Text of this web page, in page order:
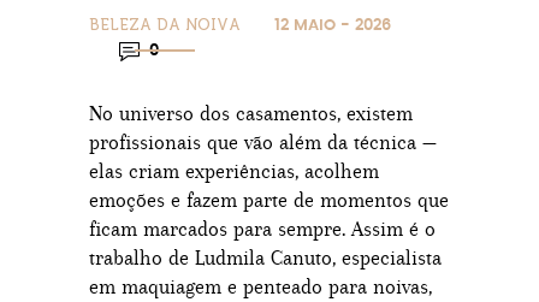
BELEZA DA NOIVA
12 MAIO - 2026
0
No universo dos casamentos, existem
profissionais que vão além da técnica —
elas criam experiências, acolhem
emoções e fazem parte de momentos que
ficam marcados para sempre. Assim é o
trabalho de Ludmila Canuto, especialista
em maquiagem e penteado para noivas,